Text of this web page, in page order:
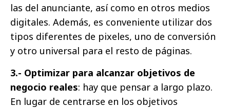
las del anunciante, así como en otros medios
digitales. Además, es conveniente utilizar dos
tipos diferentes de pixeles, uno de conversión
y otro universal para el resto de páginas.
3.- Optimizar para alcanzar objetivos de
negocio reales: hay que pensar a largo plazo.
En lugar de centrarse en los objetivos